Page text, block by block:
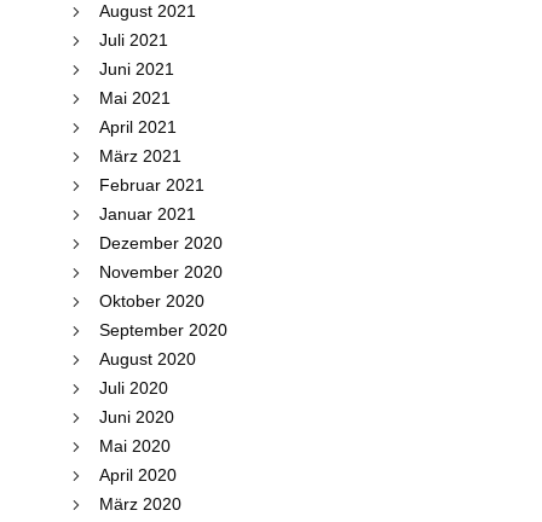
August 2021
Juli 2021
Juni 2021
Mai 2021
April 2021
März 2021
Februar 2021
Januar 2021
Dezember 2020
November 2020
Oktober 2020
September 2020
August 2020
Juli 2020
Juni 2020
Mai 2020
April 2020
März 2020